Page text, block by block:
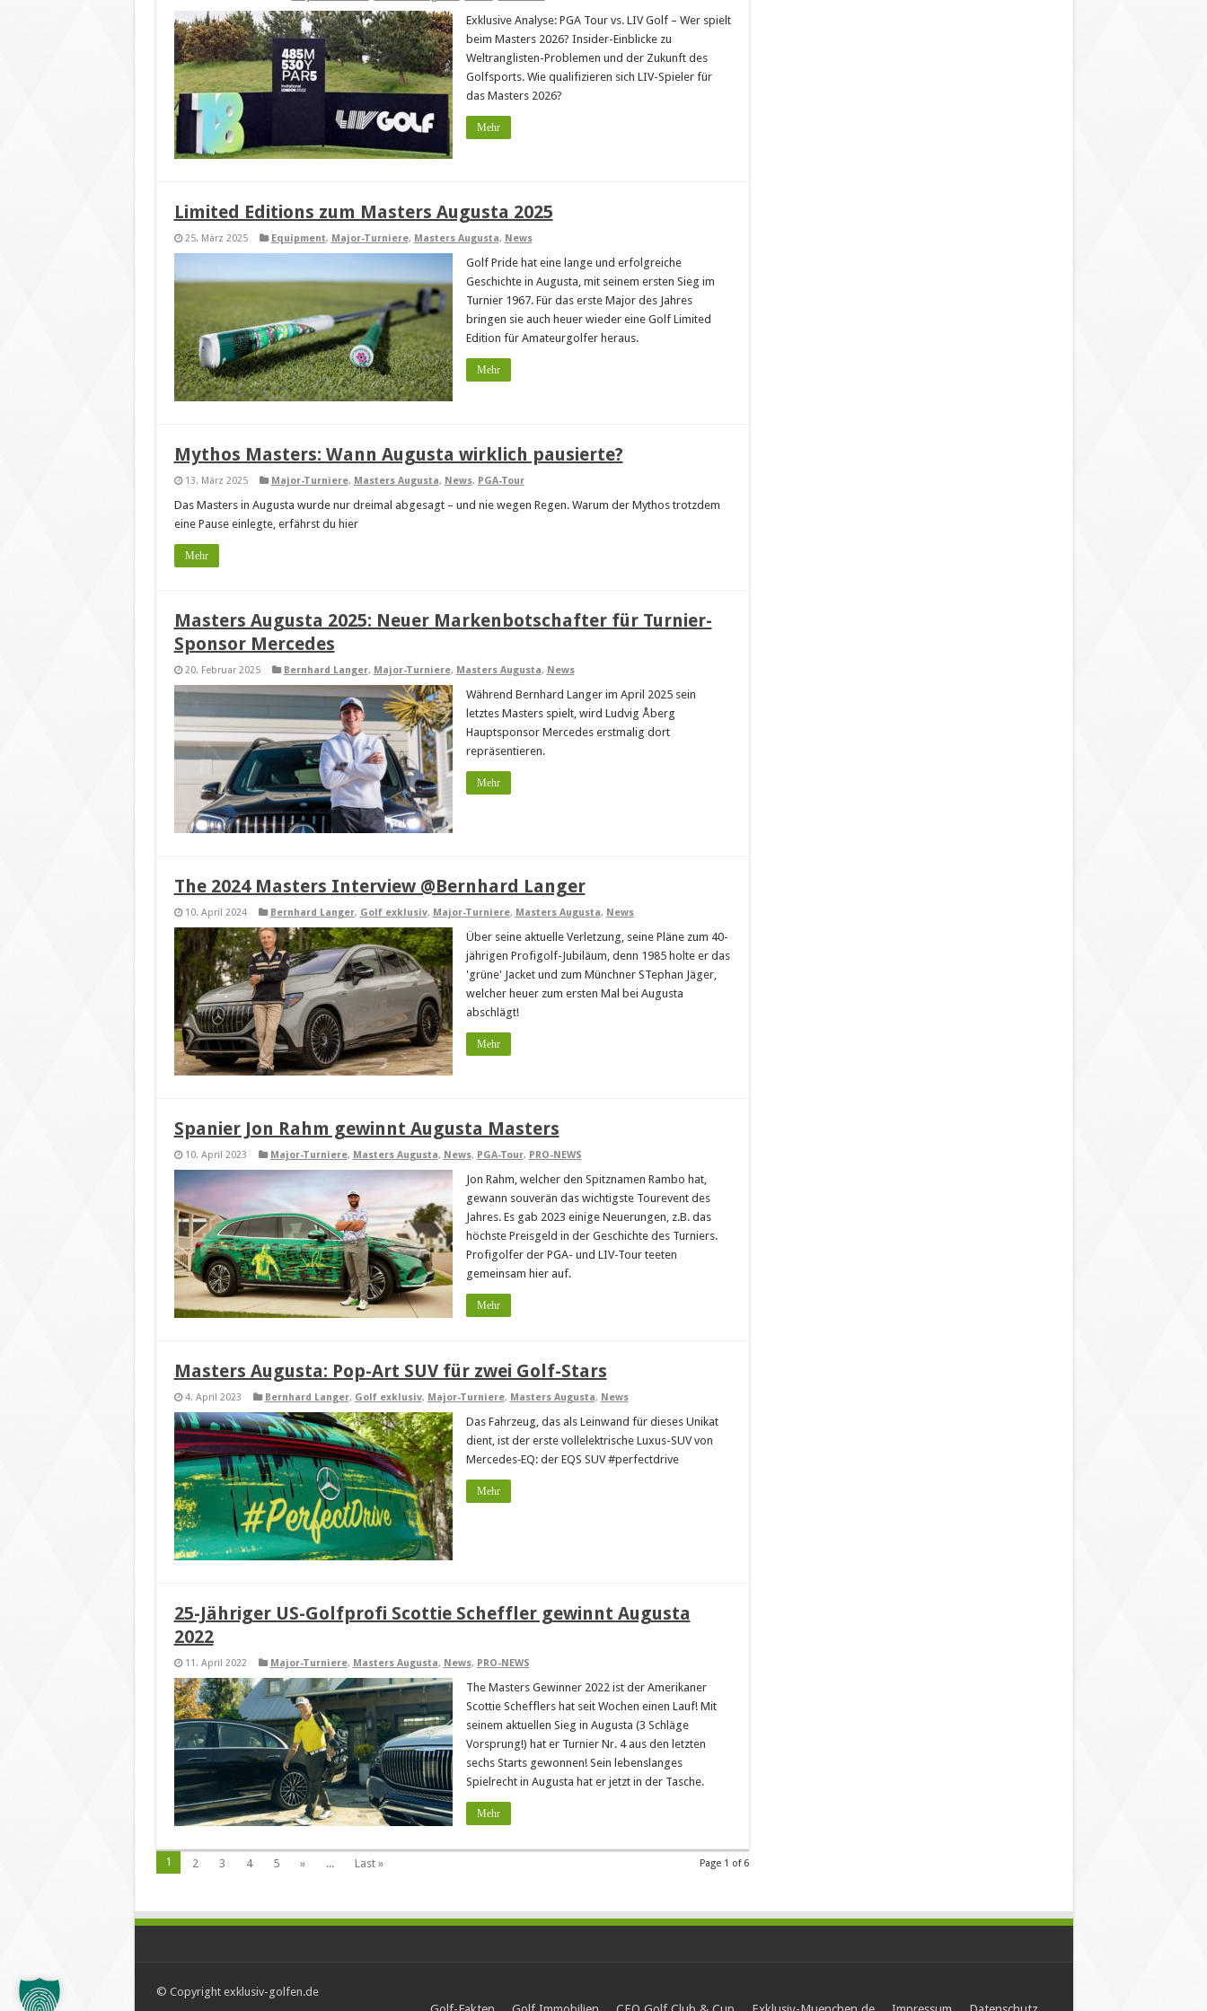
Exklusive Analyse: PGA Tour vs. LIV Golf – Wer spielt
beim Masters 2026? Insider-Einblicke zu
Weltranglisten-Problemen und der Zukunft des
Golfsports. Wie qualifizieren sich LIV-Spieler für
das Masters 2026?
Mehr
Limited Editions zum Masters Augusta 2025
25. März 2025 Equipment, Major-Turniere, Masters Augusta, News
Golf Pride hat eine lange und erfolgreiche
Geschichte in Augusta, mit seinem ersten Sieg im
Turnier 1967. Für das erste Major des Jahres
bringen sie auch heuer wieder eine Golf Limited
Edition für Amateurgolfer heraus.
Mehr
Mythos Masters: Wann Augusta wirklich pausierte?
13. März 2025 Major-Turniere, Masters Augusta, News, PGA-Tour
Das Masters in Augusta wurde nur dreimal abgesagt – und nie wegen Regen. Warum der Mythos trotzdem
eine Pause einlegte, erfährst du hier
Mehr
Masters Augusta 2025: Neuer Markenbotschafter für Turnier-
Sponsor Mercedes
20. Februar 2025 Bernhard Langer, Major-Turniere, Masters Augusta, News
Während Bernhard Langer im April 2025 sein
letztes Masters spielt, wird Ludvig Åberg
Hauptsponsor Mercedes erstmalig dort
repräsentieren.
Mehr
The 2024 Masters Interview @Bernhard Langer
10. April 2024 Bernhard Langer, Golf exklusiv, Major-Turniere, Masters Augusta, News
Über seine aktuelle Verletzung, seine Pläne zum 40-
jährigen Profigolf-Jubiläum, denn 1985 holte er das
'grüne' Jacket und zum Münchner STephan Jäger,
welcher heuer zum ersten Mal bei Augusta
abschlägt!
Mehr
Spanier Jon Rahm gewinnt Augusta Masters
10. April 2023 Major-Turniere, Masters Augusta, News, PGA-Tour, PRO-NEWS
Jon Rahm, welcher den Spitznamen Rambo hat,
gewann souverän das wichtigste Tourevent des
Jahres. Es gab 2023 einige Neuerungen, z.B. das
höchste Preisgeld in der Geschichte des Turniers.
Profigolfer der PGA- und LIV-Tour teeten
gemeinsam hier auf.
Mehr
Masters Augusta: Pop-Art SUV für zwei Golf-Stars
4. April 2023 Bernhard Langer, Golf exklusiv, Major-Turniere, Masters Augusta, News
Das Fahrzeug, das als Leinwand für dieses Unikat
dient, ist der erste vollelektrische Luxus-SUV von
Mercedes‑EQ: der EQS SUV #perfectdrive
Mehr
25-Jähriger US-Golfprofi Scottie Scheffler gewinnt Augusta
2022
11. April 2022 Major-Turniere, Masters Augusta, News, PRO-NEWS
The Masters Gewinner 2022 ist der Amerikaner
Scottie Schefflers hat seit Wochen einen Lauf! Mit
seinem aktuellen Sieg in Augusta (3 Schläge
Vorsprung!) hat er Turnier Nr. 4 aus den letzten
sechs Starts gewonnen! Sein lebenslanges
Spielrecht in Augusta hat er jetzt in der Tasche.
Mehr
Page 1 of 6
1 2 3 4 5 » ... Last »
© Copyright exklusiv-golfen.de